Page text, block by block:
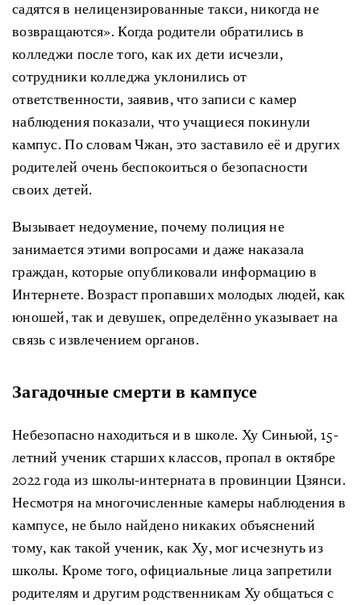
садятся в нелицензированные такси, никогда не
возвращаются». Когда родители обратились в
колледжи после того, как их дети исчезли,
сотрудники колледжа уклонились от
ответственности, заявив, что записи с камер
наблюдения показали, что учащиеся покинули
кампус. По словам Чжан, это заставило её и других
родителей очень беспокоиться о безопасности
своих детей.
Вызывает недоумение, почему полиция не
занимается этими вопросами и даже наказала
граждан, которые опубликовали информацию в
Интернете. Возраст пропавших молодых людей, как
юношей, так и девушек, определённо указывает на
связь с извлечением органов.
Загадочные смерти в кампусе
Небезопасно находиться и в школе. Ху Синьюй, 15-
летний ученик старших классов, пропал в октябре
2022 года из школы-интерната в провинции Цзянси.
Несмотря на многочисленные камеры наблюдения в
кампусе, не было найдено никаких объяснений
тому, как такой ученик, как Ху, мог исчезнуть из
школы. Кроме того, официальные лица запретили
родителям и другим родственникам Ху общаться с